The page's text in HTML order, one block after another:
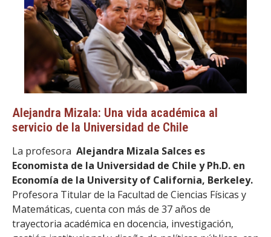
Alejandra Mizala: Una vida académica al
servicio de la Universidad de Chile
La profesora Alejandra Mizala Salces es
Economista de la Universidad de Chile y Ph.D. en
Economía de la University of California, Berkeley.
Profesora Titular de la Facultad de Ciencias Físicas y
Matemáticas, cuenta con más de 37 años de
trayectoria académica en docencia, investigación,